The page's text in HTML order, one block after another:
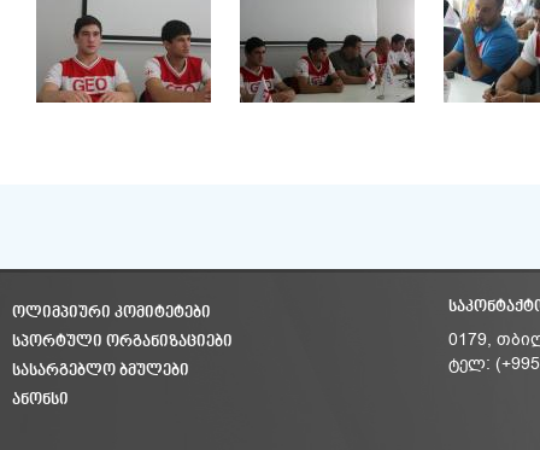
ᲝᲚᲘᲛᲞᲘᲣᲠᲘ ᲙᲝᲛᲘᲢᲔᲢᲔᲑᲘ
ᲡᲞᲝᲠᲢᲣᲚᲘ ᲝᲠᲒᲐᲜᲘᲖᲐᲪᲘᲔᲑᲘ
ᲡᲐᲡᲐᲠᲒᲔᲑᲚᲝ ᲑᲛᲣᲚᲔᲑᲘ
ᲐᲜᲝᲜᲡᲘ
0179,
ტელ: (+995